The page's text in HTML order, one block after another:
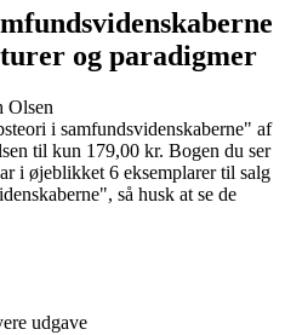
og paradigmer
Olsen
i samfundsvidenskaberne" af
til kun 179,00 kr. Bogen du ser
i øjeblikket 6 eksemplarer til salg
så husk at se de
udgave